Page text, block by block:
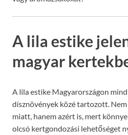
A lila estike
magyar
A lila estike Magyarországon
dísznövények közé tartozott. Nem
miatt, hanem azért is, mert
olcsó kertgondozási lehetőséget